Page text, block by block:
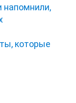
напомнили,
которые